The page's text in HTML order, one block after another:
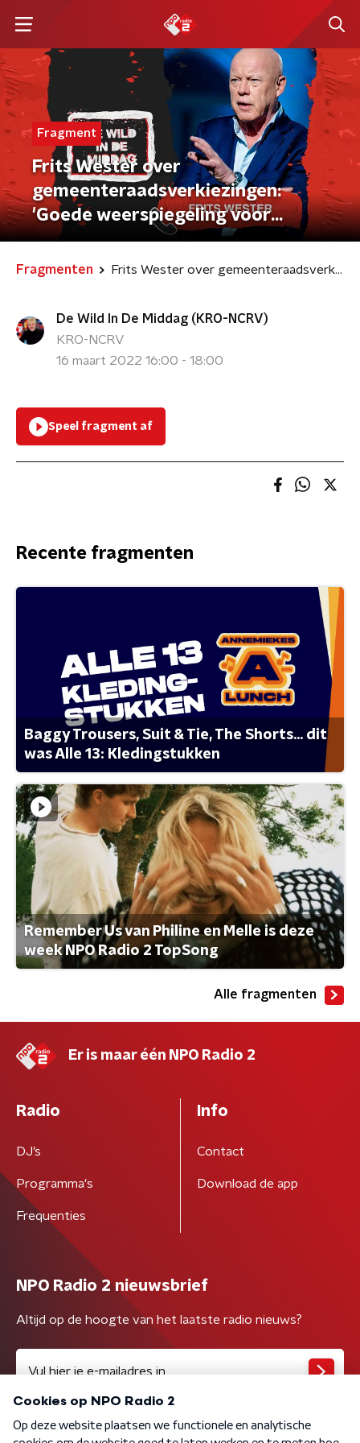
Fragment
Frits Wester over
gemeenteraadsverkiezingen:
'Goede weerspiegeling voor
landelijke verkiezingen'
Fragmenten Frits Wester over gemeenteraadsverkiezingen: 'Goede weerspiegeling voor landelijke verkiezingen'
De Wild In De Middag (KRO-NCRV)
KRO-NCRV
16 maart 2022 16:00 - 18:00
Speel fragment af
Recente fragmenten
Baggy Trousers, Suit & Tie, The Shorts... dit
was Alle 13: Kledingstukken
Remember Us van Philine en Melle is deze
week NPO Radio 2 TopSong
Alle fragmenten
Er is maar één NPO Radio 2
Radio
DJ’s
Programma's
Frequenties
Info
Contact
Download de app
NPO Radio 2 nieuwsbrief
Altijd op de hoogte van het laatste radio nieuws?